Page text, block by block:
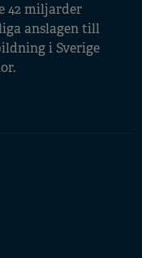
42 miljarder
anslagen till
i Sverige